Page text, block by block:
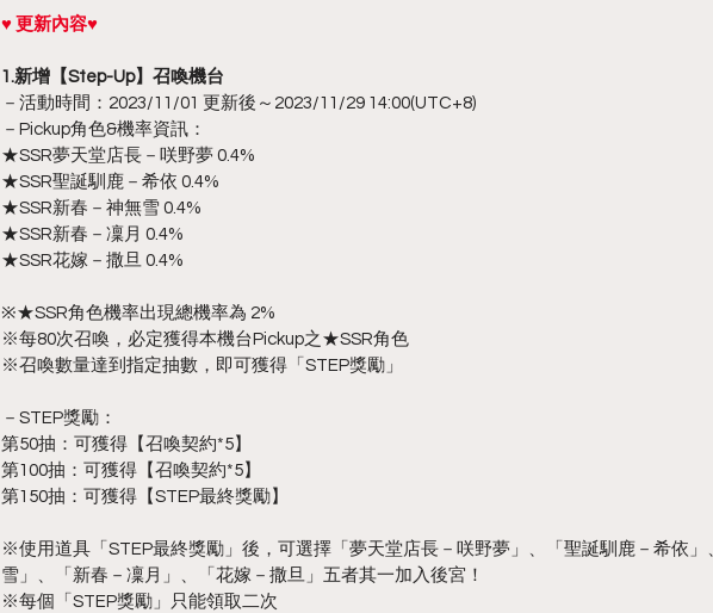
♥ 更新內容♥
1.新增【Step-Up】召喚機台
－活動時間：2023/11/01 更新後～2023/11/29 14:00(UTC+8)
－Pickup角色&機率資訊：
★SSR夢天堂店長－咲野夢 0.4%
★SSR聖誕馴鹿－希依 0.4%
★SSR新春－神無雪 0.4%
★SSR新春－凜月 0.4%
★SSR花嫁－撒旦 0.4%
※★SSR角色機率出現總機率為 2%
※每80次召喚，必定獲得本機台Pickup之★SSR角色
※召喚數量達到指定抽數，即可獲得「STEP獎勵」
－STEP獎勵：
第50抽：可獲得【召喚契約*5】
第100抽：可獲得【召喚契約*5】
第150抽：可獲得【STEP最終獎勵】
※使用道具「STEP最終獎勵」後，可選擇「夢天堂店長－咲野夢」、「聖誕馴鹿－希依」
雪」、「新春－凜月」、「花嫁－撒旦」五者其一加入後宮！
※每個「STEP獎勵」只能領取二次